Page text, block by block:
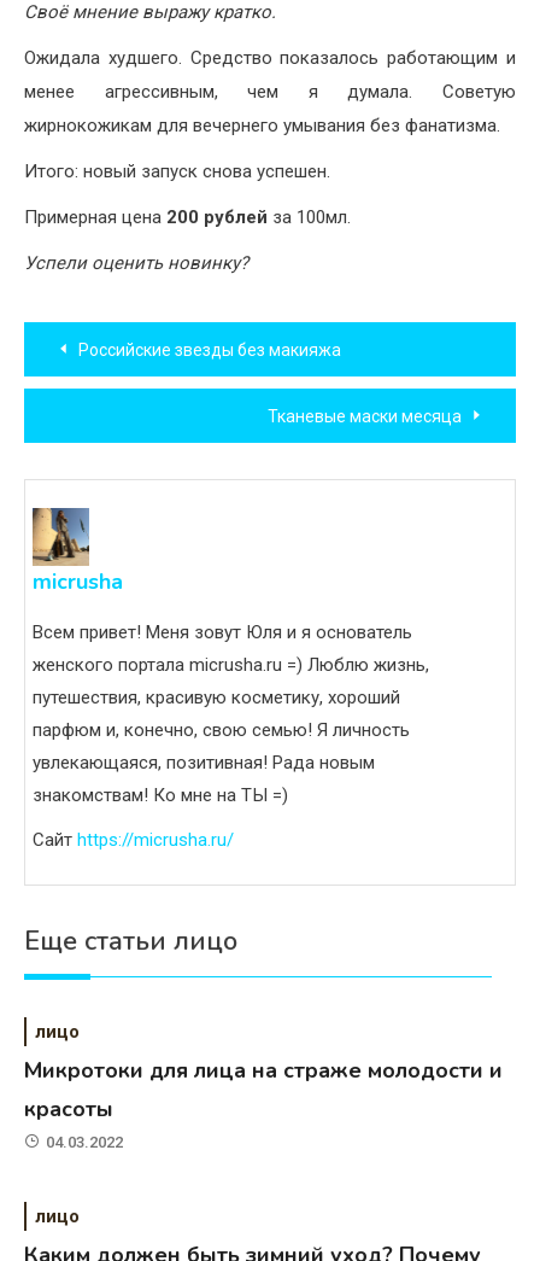
Своё мнение выражу кратко.
Ожидала худшего. Средство показалось работающим и
менее агрессивным, чем я думала. Советую
жирнокожикам для вечернего умывания без фанатизма.
Итого: новый запуск снова успешен.
Примерная цена 200 рублей за 100мл.
Успели оценить новинку?
Навигация
по
записям
Российские звезды без макияжа
Тканевые маски месяца
micrusha
Всем привет! Меня зовут Юля и я основатель
женского портала micrusha.ru =) Люблю жизнь,
путешествия, красивую косметику, хороший
парфюм и, конечно, свою семью! Я личность
увлекающаяся, позитивная! Рада новым
знакомствам! Ко мне на ТЫ =)
Сайт https://micrusha.ru/
Еще статьи лицо
лицо
Микротоки для лица на страже молодости и
красоты
04.03.2022
лицо
Каким должен быть зимний уход? Почему